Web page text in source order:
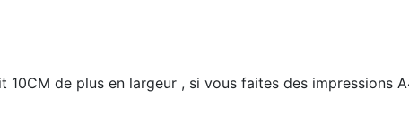
10CM de plus en largeur , si vous faites des impressions